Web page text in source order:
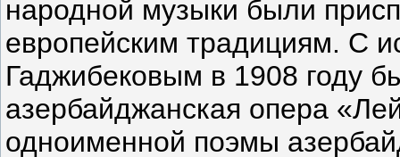
народной музыки были
европейским традициям. С
Гаджибековым в 1908 году
азербайджанская опера
одноименной поэмы